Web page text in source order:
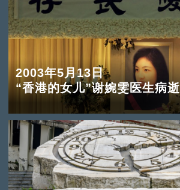
2003年5月13日
“香港的女儿”谢婉雯医生病逝